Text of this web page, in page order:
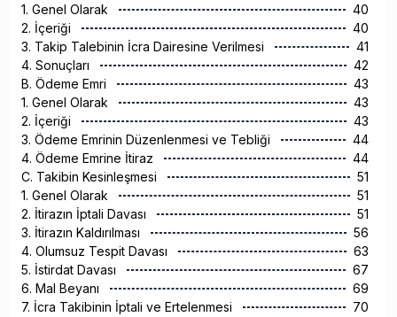
1. Genel Olarak
40
2. İçeriği
40
3. Takip Talebinin İcra Dairesine Verilmesi
41
4. Sonuçları
42
B. Ödeme Emri
43
1. Genel Olarak
43
2. İçeriği
43
3. Ödeme Emrinin Düzenlenmesi ve Tebliği
44
4. Ödeme Emrine İtiraz
44
C. Takibin Kesinleşmesi
51
1. Genel Olarak
51
2. İtirazın İptali Davası
51
3. İtirazın Kaldırılması
56
4. Olumsuz Tespit Davası
63
5. İstirdat Davası
67
6. Mal Beyanı
69
7. İcra Takibinin İptali ve Ertelenmesi
70